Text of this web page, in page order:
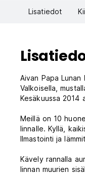
Lisatiedot
Aivan Papa
Valkoisella,
Kesäkuussa 2014
Meillä on 10
linnalle. Kyllä,
Ilmastointi ja
Kävely rannalla
linnan muurien